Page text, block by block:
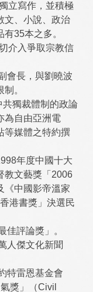
立寫作，並積極
文、小說、政治
35本之多。
介入爭取宗教信
會長，與劉曉波
。
獨裁體制的政論
為自由亞洲電
等媒體之特約撰
年度中國十大
教文藝獎「2006
《中國影帝溫家
港書獎」決選民
佳評論獎」。
人傑文化新聞
特雷恩基金會
獎」（Civil